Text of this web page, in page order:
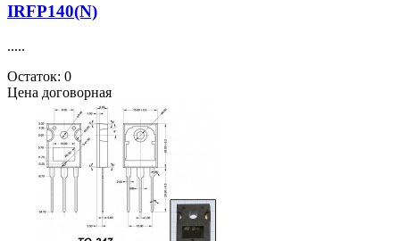
IRFP140(N)
.....
Остаток: 0
Цена договорная